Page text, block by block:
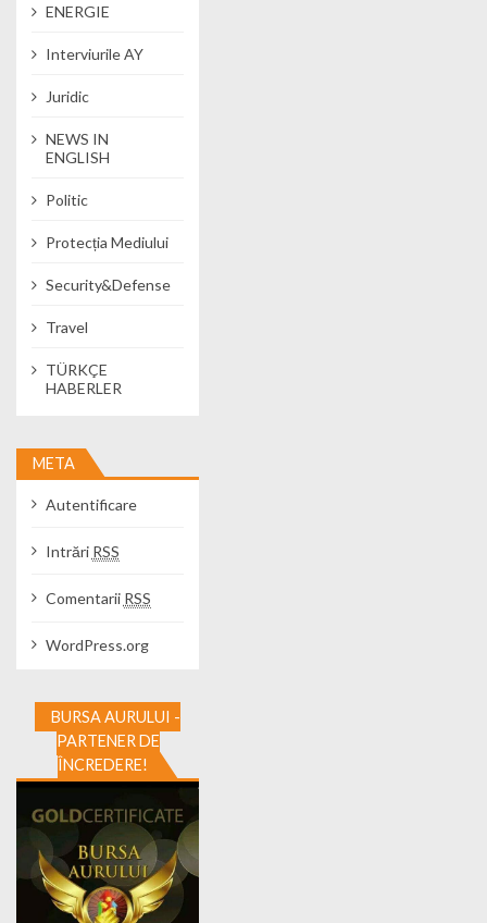
ENERGIE
Interviurile AY
Juridic
NEWS IN
ENGLISH
Politic
Protecția Mediului
Security&Defense
Travel
TÜRKÇE
HABERLER
META
Autentificare
Intrări RSS
Comentarii RSS
WordPress.org
BURSA AURULUI -
PARTENER DE
ÎNCREDERE!